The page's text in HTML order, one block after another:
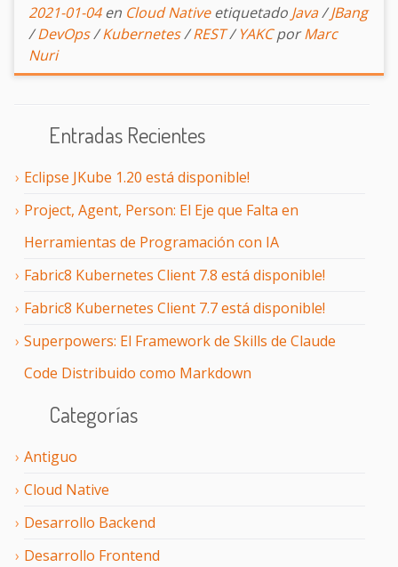
Entradas Recientes
Eclipse JKube 1.20 está disponible!
Project, Agent, Person: El Eje que Falta en
Herramientas de Programación con IA
Fabric8 Kubernetes Client 7.8 está disponible!
Fabric8 Kubernetes Client 7.7 está disponible!
Superpowers: El Framework de Skills de Claude
Code Distribuido como Markdown
Categorías
Antiguo
Cloud Native
Desarrollo Backend
Desarrollo Frontend
2021-01-04 en Cloud Native etiquetado Java/JBang
/DevOps/Kubernetes/REST/YAKC por Marc
Nuri